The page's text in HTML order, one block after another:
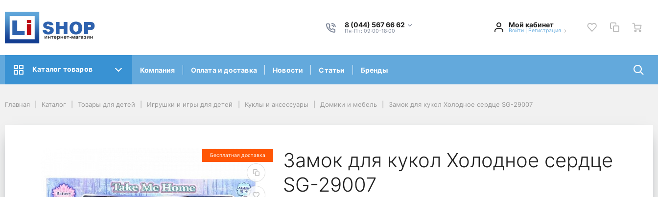
8 (044) 567 66 62
Пн-Пт: 09:00-18:00
Мой кабинет
Войти Регистрация
Каталог товаров Компания Оплата и доставка Новости Статьи Бренды
Главная Каталог Товары для детей Игрушки и игры для детей Куклы и аксессуары Домики и мебель Замок для кукол Холодное сердце SG-29007
Бесплатная доставка
Замок для кукол Холодное сердце
SG-29007